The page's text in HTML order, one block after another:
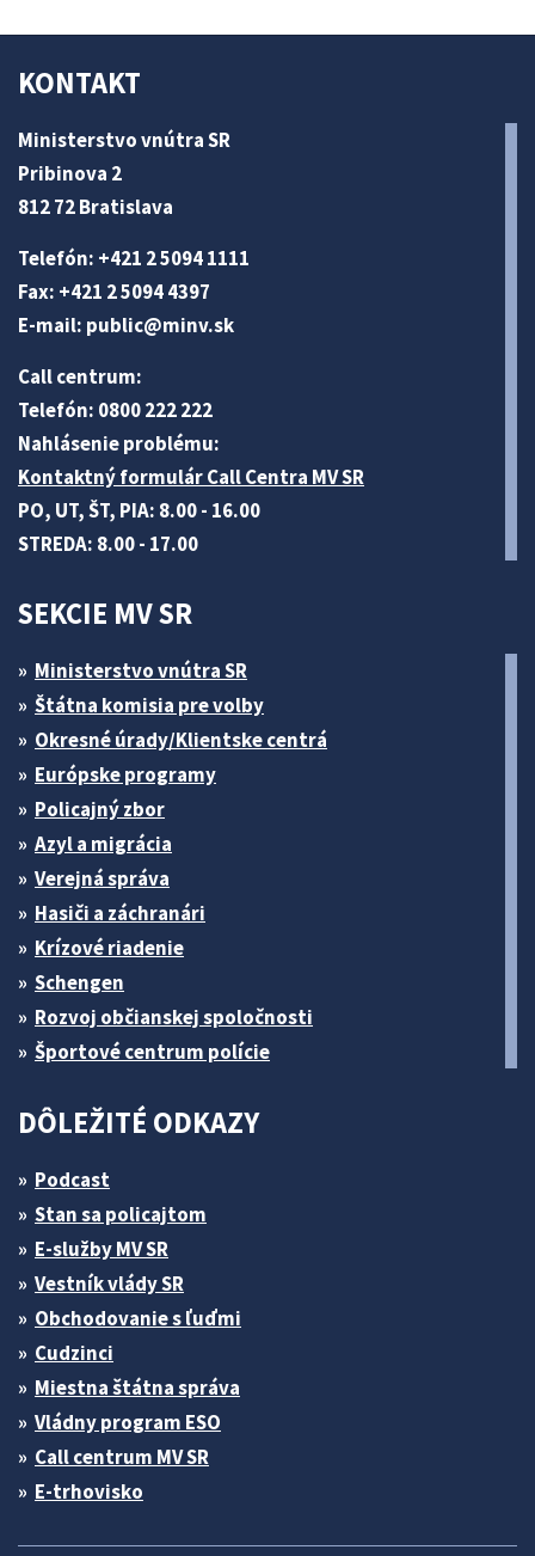
KONTAKT
Ministerstvo vnútra SR
Pribinova 2
812 72 Bratislava
Telefón: +421 2 5094 1111
Fax: +421 2 5094 4397
E-mail: public@minv.sk
Call centrum:
Telefón: 0800 222 222
Nahlásenie problému:
Kontaktný formulár Call Centra MV SR
PO, UT, ŠT, PIA: 8.00 - 16.00
STREDA: 8.00 - 17.00
SEKCIE MV SR
Ministerstvo vnútra SR
Štátna komisia pre volby
Okresné úrady/Klientske centrá
Európske programy
Policajný zbor
Azyl a migrácia
Verejná správa
Hasiči a záchranári
Krízové riadenie
Schengen
Rozvoj občianskej spoločnosti
Športové centrum polície
DÔLEŽITÉ ODKAZY
Podcast
Stan sa policajtom
E-služby MV SR
Vestník vlády SR
Obchodovanie s ľuďmi
Cudzinci
Miestna štátna správa
Vládny program ESO
Call centrum MV SR
E-trhovisko